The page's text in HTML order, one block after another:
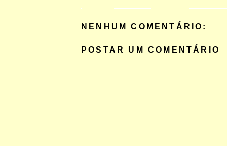
NENHUM COMENTÁRIO:
POSTAR UM COMENTÁRIO